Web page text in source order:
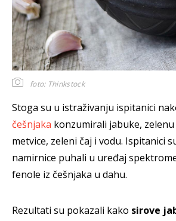
foto: Thinkstock
Stoga su u istraživanju ispitanici
češnjaka konzumirali jabuke,
metvice, zeleni čaj i vodu. Ispitanici
namirnice puhali u uređaj
fenole iz češnjaka u dahu.
Rezultati su pokazali kako sirove